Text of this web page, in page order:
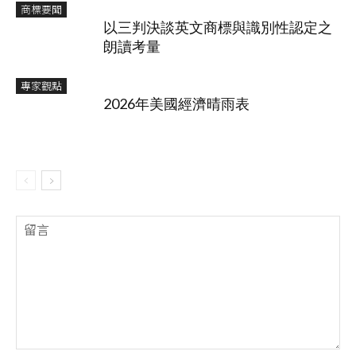
商標要聞
以三判決談英文商標與識別性認定之
朗讀考量
專家觀點
2026年美國經濟晴雨表